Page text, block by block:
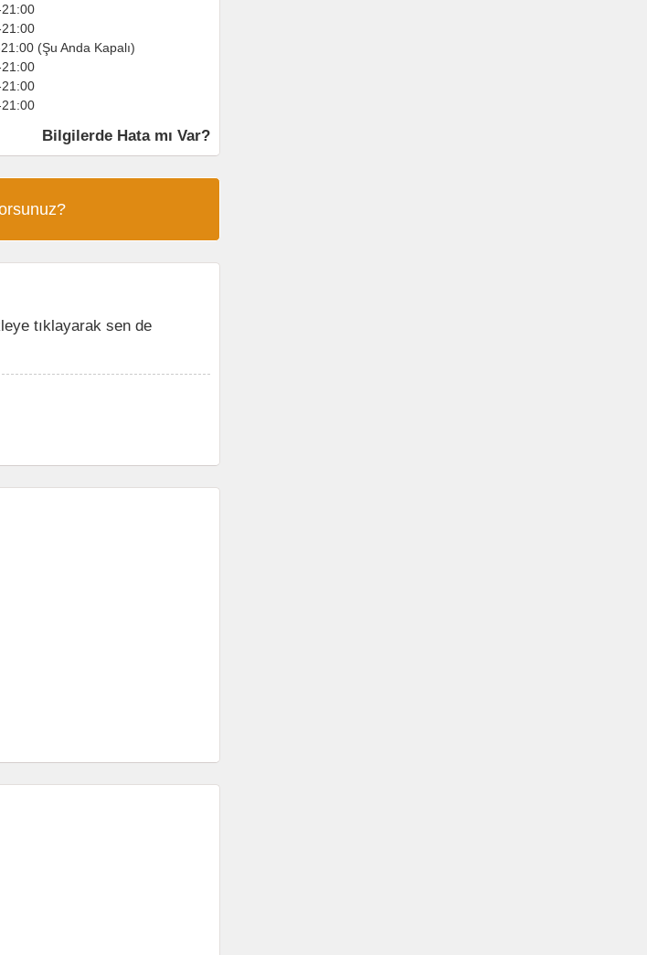
(Şu Anda Kapalı)
Bilgilerde Hata mı Var?
tıklayarak sen de